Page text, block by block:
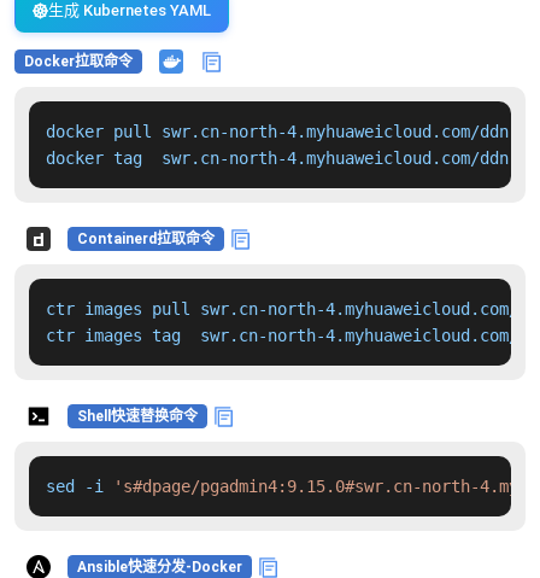
生成 Kubernetes YAML
Docker拉取命令
docker pull swr.cn-north-4.myhuaweicloud.com/ddn-
docker tag  swr.cn-north-4.myhuaweicloud.com/ddn-
Containerd拉取命令
ctr images pull swr.cn-north-4.myhuaweicloud.com/
ctr images tag  swr.cn-north-4.myhuaweicloud.com/
Shell快速替换命令
sed -i 's#dpage/pgadmin4:9.15.0#swr.cn-north-
Ansible快速分发-Docker